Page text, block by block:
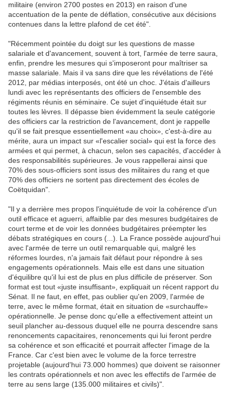
militaire (environ 2700 postes en 2013) en raison d'une
accentuation de la pente de déflation, consécutive aux décisions
contenues dans la lettre plafond de cet été".
"Récemment pointée du doigt sur les questions de masse
salariale et d'avancement, souvent à tort, l'armée de terre saura,
enfin, prendre les mesures qui s'imposeront pour maîtriser sa
masse salariale. Mais il va sans dire que les révélations de l'été
2012, par médias interposés, ont été un choc. J'étais d'ailleurs
lundi avec les représentants des officiers de l'ensemble des
régiments réunis en séminaire. Ce sujet d'inquiétude était sur
toutes les lèvres. Il dépasse bien évidemment la seule catégorie
des officiers car la restriction de l'avancement, dont je rappelle
qu'il se fait presque essentiellement «au choix», c'est-à-dire au
mérite, aura un impact sur «l'escalier social» qui est la force des
armées et qui permet, à chacun, selon ses capacités, d'accéder à
des responsabilités supérieures. Je vous rappellerai ainsi que
70% des sous-officiers sont issus des militaires du rang et que
70% des officiers ne sortent pas directement des écoles de
Coëtquidan".
"Il y a derrière mes propos l'inquiétude de voir la cohérence d'un
outil efficace et aguerri, affaiblie par des mesures budgétaires de
court terme et de voir les données budgétaires préempter les
débats stratégiques en cours (...). La France possède aujourd'hui
avec l'armée de terre un outil remarquable qui, malgré les
réformes lourdes, n'a jamais fait défaut pour répondre à ses
engagements opérationnels. Mais elle est dans une situation
d'équilibre qu'il lui est de plus en plus difficile de préserver. Son
format est tout «juste insuffisant», expliquait un récent rapport du
Sénat. Il ne faut, en effet, pas oublier qu'en 2009, l'armée de
terre, avec le même format, était en situation de «surchauffe»
opérationnelle. Je pense donc qu'elle a effectivement atteint un
seuil plancher au-dessous duquel elle ne pourra descendre sans
renoncements capacitaires, renoncements qui lui feront perdre
sa cohérence et son efficacité et pourrait affecter l'image de la
France. Car c'est bien avec le volume de la force terrestre
projetable (aujourd'hui 73.000 hommes) que doivent se raisonner
les contrats opérationnels et non avec les effectifs de l'armée de
terre au sens large (135.000 militaires et civils)".